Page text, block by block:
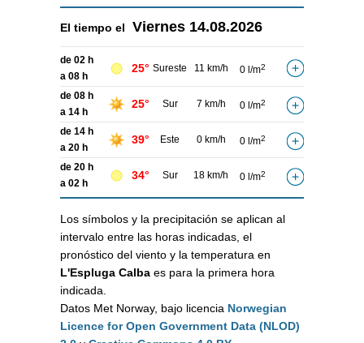
El tiempo el Viernes 14.08.2026
de 02 h
a 08 h
25° Sureste 11 km/h 0 l/m2
de 08 h
a 14 h
25° Sur 7 km/h 0 l/m2
de 14 h
a 20 h
39° Este 0 km/h 0 l/m2
de 20 h
a 02 h
34° Sur 18 km/h 0 l/m2
Los símbolos y la precipitación se aplican al
intervalo entre las horas indicadas, el
pronóstico del viento y la temperatura en
L'Espluga Calba es para la primera hora
indicada.
Datos Met Norway, bajo licencia Norwegian
Licence for Open Government Data (NLOD)